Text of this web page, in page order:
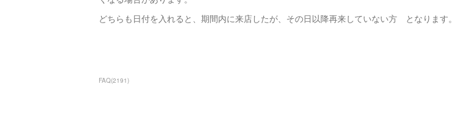
どちらも日付を入れると、期間内に来店したが、その日以降再来していない方 となります。
FAQ(2191)